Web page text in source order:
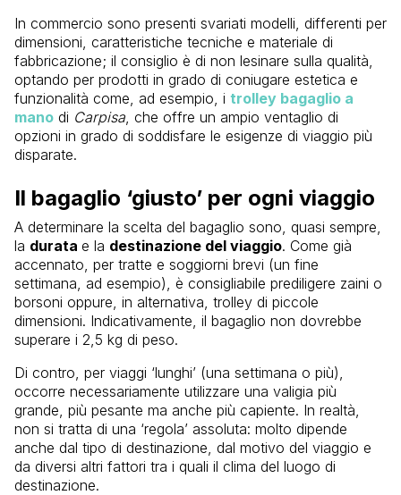
In commercio sono presenti svariati modelli, differenti per
dimensioni, caratteristiche tecniche e materiale di
fabbricazione; il consiglio è di non lesinare sulla qualità,
optando per prodotti in grado di coniugare estetica e
funzionalità come, ad esempio, i trolley bagaglio a
mano di Carpisa , che offre un ampio ventaglio di
opzioni in grado di soddisfare le esigenze di viaggio più
disparate.
Il bagaglio ‘giusto’ per ogni viaggio
A determinare la scelta del bagaglio sono, quasi sempre,
la durata e la destinazione del viaggio. Come già
accennato, per tratte e soggiorni brevi (un fine
settimana, ad esempio), è consigliabile prediligere zaini o
borsoni oppure, in alternativa, trolley di piccole
dimensioni. Indicativamente, il bagaglio non dovrebbe
superare i 2,5 kg di peso.
Di contro, per viaggi ‘lunghi’ (una settimana o più),
occorre necessariamente utilizzare una valigia più
grande, più pesante ma anche più capiente. In realtà,
non si tratta di una ‘regola’ assoluta: molto dipende
anche dal tipo di destinazione, dal motivo del viaggio e
da diversi altri fattori tra i quali il clima del luogo di
destinazione.